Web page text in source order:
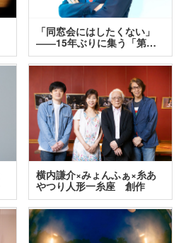
「同窓会にはしたくない」
――15年ぶりに集う「第…
横内謙介×みょんふぁ×糸あ
やつり人形一糸座 創作
人…